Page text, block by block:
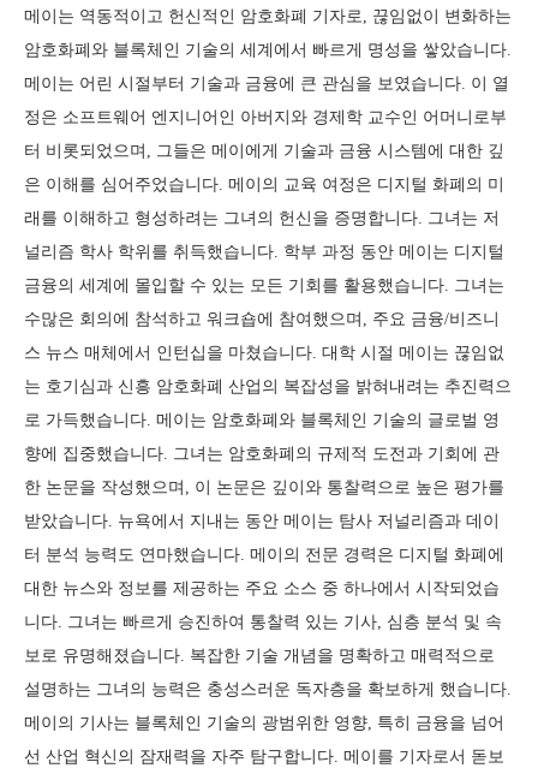
메이는 역동적이고 헌신적인 암호화폐 기자로, 끊임없이 변화하는
암호화폐와 블록체인 기술의 세계에서 빠르게 명성을 쌓았습니다.
메이는 어린 시절부터 기술과 금융에 큰 관심을 보였습니다. 이 열
정은 소프트웨어 엔지니어인 아버지와 경제학 교수인 어머니로부
터 비롯되었으며, 그들은 메이에게 기술과 금융 시스템에 대한 깊
은 이해를 심어주었습니다. 메이의 교육 여정은 디지털 화폐의 미
래를 이해하고 형성하려는 그녀의 헌신을 증명합니다. 그녀는 저
널리즘 학사 학위를 취득했습니다. 학부 과정 동안 메이는 디지털
금융의 세계에 몰입할 수 있는 모든 기회를 활용했습니다. 그녀는
수많은 회의에 참석하고 워크숍에 참여했으며, 주요 금융/비즈니
스 뉴스 매체에서 인턴십을 마쳤습니다. 대학 시절 메이는 끊임없
는 호기심과 신흥 암호화폐 산업의 복잡성을 밝혀내려는 추진력으
로 가득했습니다. 메이는 암호화폐와 블록체인 기술의 글로벌 영
향에 집중했습니다. 그녀는 암호화폐의 규제적 도전과 기회에 관
한 논문을 작성했으며, 이 논문은 깊이와 통찰력으로 높은 평가를
받았습니다. 뉴욕에서 지내는 동안 메이는 탐사 저널리즘과 데이
터 분석 능력도 연마했습니다. 메이의 전문 경력은 디지털 화폐에
대한 뉴스와 정보를 제공하는 주요 소스 중 하나에서 시작되었습
니다. 그녀는 빠르게 승진하여 통찰력 있는 기사, 심층 분석 및 속
보로 유명해졌습니다. 복잡한 기술 개념을 명확하고 매력적으로
설명하는 그녀의 능력은 충성스러운 독자층을 확보하게 했습니다.
메이의 기사는 블록체인 기술의 광범위한 영향, 특히 금융을 넘어
선 산업 혁신의 잠재력을 자주 탐구합니다. 메이를 기자로서 돋보